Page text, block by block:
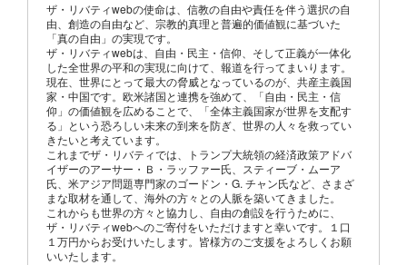
ザ・リバティwebの使命は、信教の自由や責任を伴う選択の自
由、創造の自由など、宗教的真理と普遍的価値観に基づいた
「真の自由」の実現です。
ザ・リバティwebは、自由・民主・信仰、そして正義が一体化
した全世界の平和の実現に向けて、報道を行ってまいります。
現在、世界にとって最大の脅威となっているのが、共産主義国
家・中国です。欧米諸国と連携を強めて、「自由・民主・信
仰」の価値観を広めることで、「全体主義国家が世界を支配す
る」という恐ろしい未来の到来を防ぎ、世界の人々を救ってい
きたいと考えています。
これまでザ・リバティでは、トランプ大統領の経済政策アドバ
イザーのアーサー・Ｂ・ラッファー氏、スティーブ・ムーア
氏、米アジア問題専門家のゴードン・G. チャン氏など、さまざ
まな取材を通して、海外の方々との人脈を築いてきました。
これからも世界の方々と協力し、自由の創設を行うために、
ザ・リバティwebへのご寄付をいただけますと幸いです。１口
１万円からお受けいたします。皆様方のご支援をよろしくお願
いいたします。